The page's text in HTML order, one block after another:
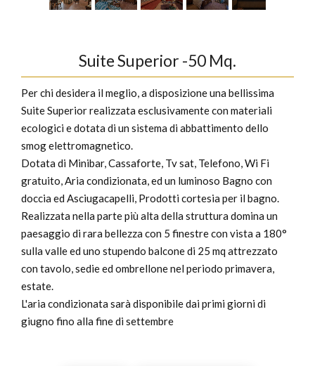
Suite Superior -50 Mq.
Per chi desidera il meglio, a disposizione una bellissima
Suite Superior realizzata esclusivamente con materiali
ecologici e dotata di un sistema di abbattimento dello
smog elettromagnetico.
Dotata di Minibar, Cassaforte, Tv sat, Telefono, Wi Fi
gratuito, Aria condizionata, ed un luminoso Bagno con
doccia ed Asciugacapelli, Prodotti cortesia per il bagno.
Realizzata nella parte più alta della struttura domina un
paesaggio di rara bellezza con 5 finestre con vista a 180°
sulla valle ed uno stupendo balcone di 25 mq attrezzato
con tavolo, sedie ed ombrellone nel periodo primavera,
estate.
L'aria condizionata sarà disponibile dai primi giorni di
giugno fino alla fine di settembre